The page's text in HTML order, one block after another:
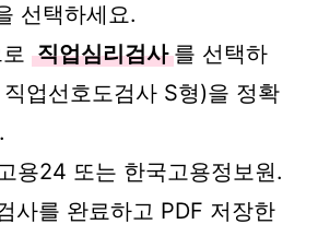
선택하세요.
직업심리검사 를 선택하
업선호도검사 S형)을 정확
용24 또는 한국고용정보원.
사를 완료하고 PDF 저장한